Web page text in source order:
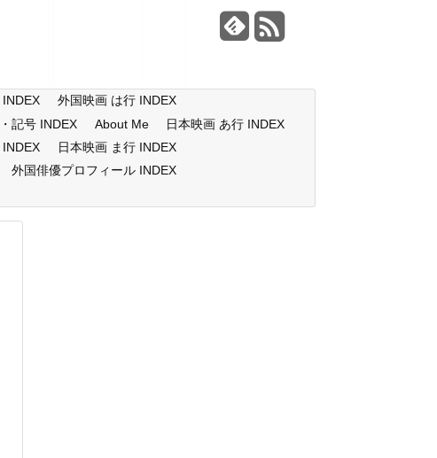
外国映画 は行 INDEX
記号 INDEX About Me
日本映画 あ行 INDEX
日本映画 ま行 INDEX
外国俳優プロフィール INDEX